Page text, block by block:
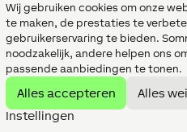
Wij gebruiken cookies om onze
te maken, de prestaties te
gebruikerservaring te bieden.
noodzakelijk, andere helpen ons
passende aanbiedingen te tonen.
Alles accepteren
Alles
Instellingen